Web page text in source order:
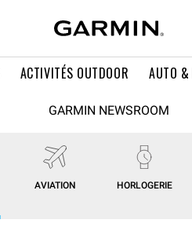
ACTIVITÉS OUTDOOR AUTO
GARMIN NEWSROOM
AVIATION HORLOGERIE